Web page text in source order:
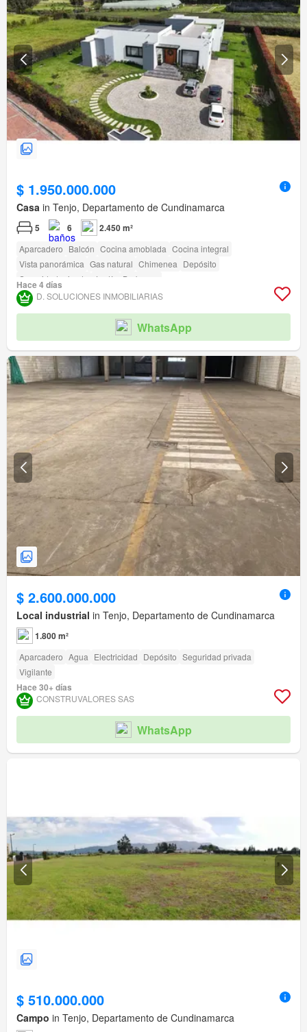
$ 1.950.000.000
Casa in Tenjo, Departamento de Cundinamarca
5 6 2.450 m²
Aparcadero Balcón Cocina amoblada Cocina integral
Vista panorámica Gas natural Chimenea Depósito
Seguridad privada
Jardín Barbecue
Hace 4 días
D. SOLUCIONES INMOBILIARIAS
WhatsApp
$ 2.600.000.000
Local industrial in Tenjo, Departamento de Cundinamarca
1.800 m²
Aparcadero Agua Electricidad Depósito Seguridad privada
Vigilante
Hace 30+ días
CONSTRUVALORES SAS
WhatsApp
$ 510.000.000
Campo in Tenjo, Departamento de Cundinamarca